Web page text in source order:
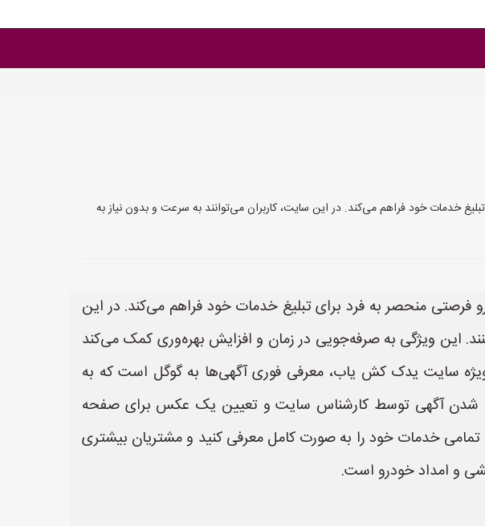
خود فراهم می‌کند. در این سایت، کاربران می‌توانند به سرعت و بدون نیاز به
منحصر به فرد برای تبلیغ خدمات خود فراهم می‌کند. در این
این ویژگی به صرفه‌جویی در زمان و افزایش بهره‌وری کمک می‌کند
سایت یدک کش یاب، معرفی فوری آگهی‌ها به گوگل است که به
شدن آگهی توسط کارشناس سایت و تعیین یک عکس برای صفحه
خدمات خود را به صورت کامل معرفی کنید و مشتریان بیشتری
و امداد خودرو است.